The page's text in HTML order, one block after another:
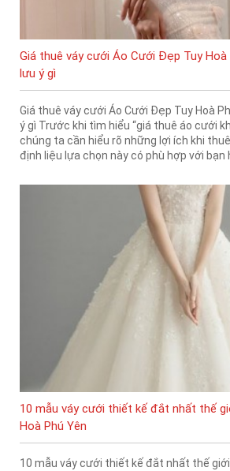
Giá thuê váy cưới Áo Cưới Đẹp Tuy Hoà
lưu ý gì
Giá thuê váy cưới Áo Cưới Đẹp Tuy Hoà
ý gì Trước khi tìm hiểu “giá thuê áo cưới
chúng ta cần hiểu rõ những lợi ích khi
định liệu lựa chọn này có phù hợp với bạn
10 mẫu váy cưới thiết kế đắt nhất thế
Hoà Phú Yên
10 mẫu váy cưới thiết kế đắt nhất thế